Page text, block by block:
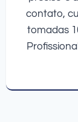
contato,
tomadas